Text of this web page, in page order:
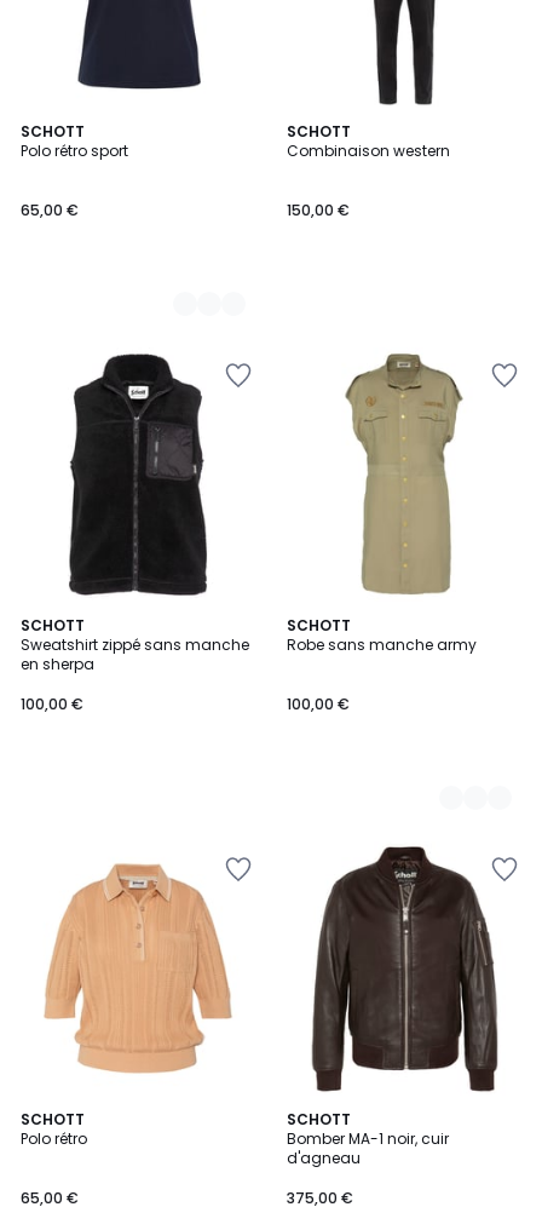
SCHOTT
Polo rétro sport
65,00 €
2
Couleurs
SCHOTT
Combinaison western
150,00 €
SCHOTT
Sweatshirt zippé sans manche
en sherpa
100,00 €
SCHOTT
Robe sans manche army
100,00 €
2
Couleurs
SCHOTT
Polo rétro
65,00 €
SCHOTT
Bomber MA-1 noir, cuir
d'agneau
375,00 €